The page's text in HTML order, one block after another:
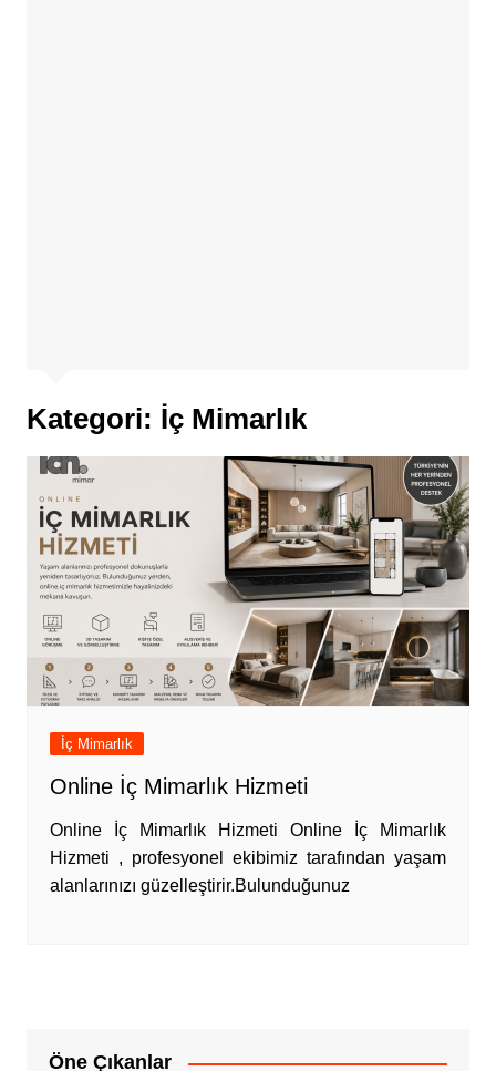
Kategori: İç Mimarlık
İç Mimarlık
Online İç Mimarlık Hizmeti
Online İç Mimarlık Hizmeti Online İç Mimarlık
Hizmeti , profesyonel ekibimiz tarafından yaşam
alanlarınızı güzelleştirir.Bulunduğunuz
Öne Çıkanlar